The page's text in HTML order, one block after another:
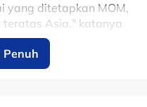
yang ditetapkan MOM,
Asia," katanya
aplikasi
MGA yang menjadi
pemain golf di
Penuh